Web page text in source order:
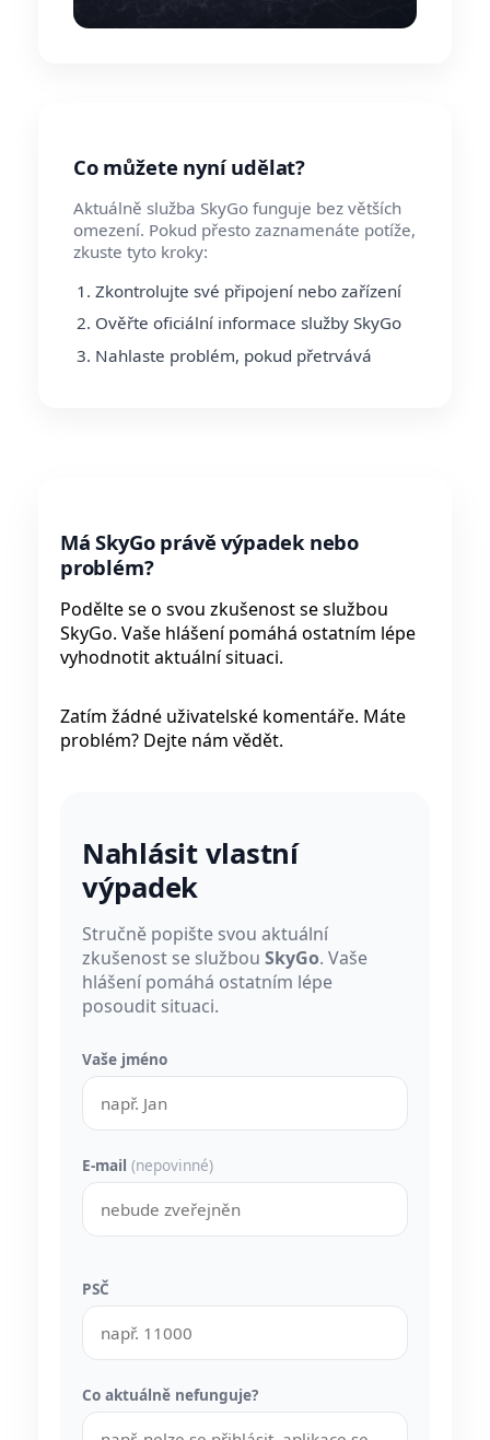
Co můžete nyní udělat?
Aktuálně služba SkyGo funguje bez větších
omezení. Pokud přesto zaznamenáte potíže,
zkuste tyto kroky:
Zkontrolujte své připojení nebo zařízení
Ověřte oficiální informace služby SkyGo
Nahlaste problém, pokud přetrvává
Má SkyGo právě výpadek nebo
problém?
Podělte se o svou zkušenost se službou
SkyGo. Vaše hlášení pomáhá ostatním lépe
vyhodnotit aktuální situaci.
Zatím žádné uživatelské komentáře. Máte
problém? Dejte nám vědět.
Nahlásit vlastní
výpadek
Stručně popište svou aktuální
zkušenost se službou SkyGo. Vaše
hlášení pomáhá ostatním lépe
posoudit situaci.
Vaše jméno
E-mail (nepovinné)
PSČ
Co aktuálně nefunguje?